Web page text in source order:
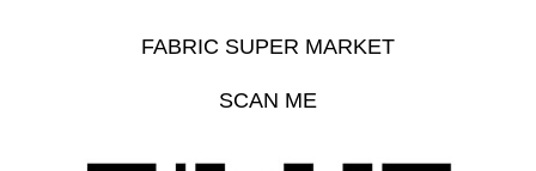
FABRIC SUPER MARKET
SCAN ME